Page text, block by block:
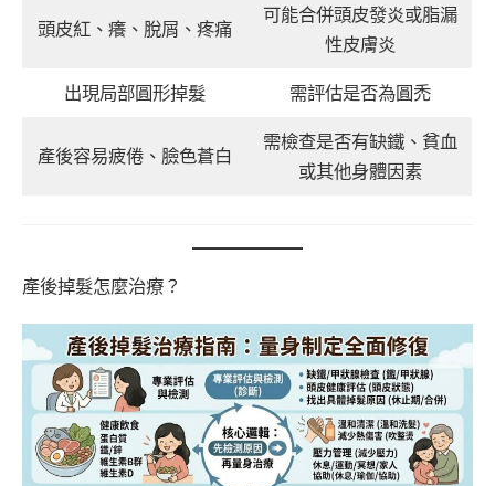
頭皮紅、癢、脫屑、疼痛
可能合併頭皮發炎或脂漏
性皮膚炎
出現局部圓形掉髮 需評估是否為圓禿
產後容易疲倦、臉色蒼白
需檢查是否有缺鐵、貧血
或其他身體因素
產後掉髮怎麼治療？